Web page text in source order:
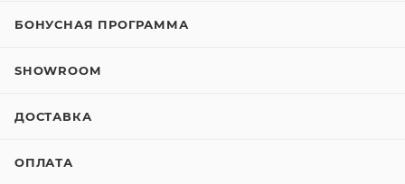
БОНУСНАЯ ПРОГРАММА
SHOWROOM
ДОСТАВКА
ОПЛАТА